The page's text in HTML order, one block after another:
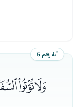
آية رقم 5